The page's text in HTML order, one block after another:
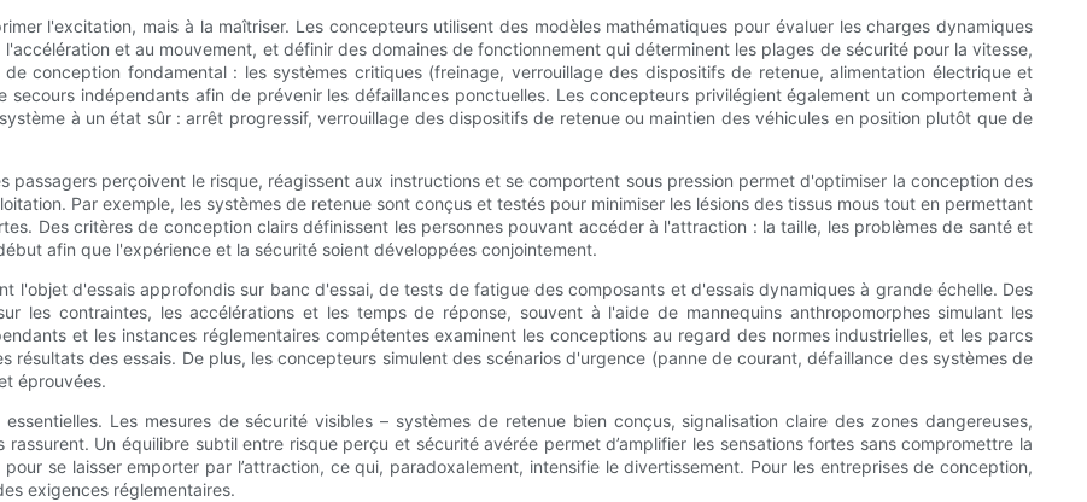
l'excitation, mais à la maîtriser. Les concepteurs utilisent des modèles mathématiques pour évaluer les charges dynamiques
et au mouvement, et définir des domaines de fonctionnement qui déterminent les plages de sécurité pour la vitesse,
conception fondamental : les systèmes critiques (freinage, verrouillage des dispositifs de retenue, alimentation électrique et
secours indépendants afin de prévenir les défaillances ponctuelles. Les concepteurs privilégient également un comportement à
à un état sûr : arrêt progressif, verrouillage des dispositifs de retenue ou maintien des véhicules en position plutôt que de
passagers perçoivent le risque, réagissent aux instructions et se comportent sous pression permet d'optimiser la conception des
Par exemple, les systèmes de retenue sont conçus et testés pour minimiser les lésions des tissus mous tout en permettant
Des critères de conception clairs définissent les personnes pouvant accéder à l'attraction : la taille, les problèmes de santé et
afin que l'expérience et la sécurité soient développées conjointement.
l'objet d'essais approfondis sur banc d'essai, de tests de fatigue des composants et d'essais dynamiques à grande échelle. Des
les contraintes, les accélérations et les temps de réponse, souvent à l'aide de mannequins anthropomorphes simulant les
et les instances réglementaires compétentes examinent les conceptions au regard des normes industrielles, et les parcs
des essais. De plus, les concepteurs simulent des scénarios d'urgence (panne de courant, défaillance des systèmes de
éprouvées.
Les mesures de sécurité visibles – systèmes de retenue bien conçus, signalisation claire des zones dangereuses,
Un équilibre subtil entre risque perçu et sécurité avérée permet d’amplifier les sensations fortes sans compromettre la
se laisser emporter par l’attraction, ce qui, paradoxalement, intensifie le divertissement. Pour les entreprises de conception,
exigences réglementaires.